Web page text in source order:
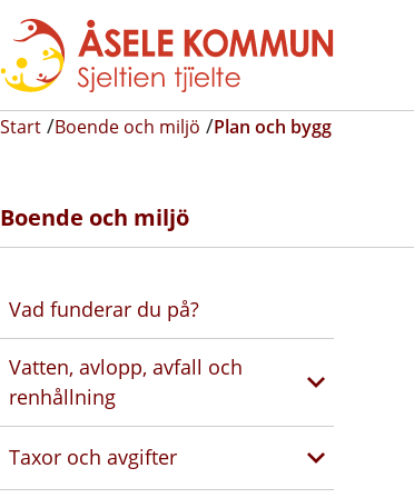
Start Boende och miljö Plan och bygg
Boende och miljö
Vad funderar du på?
Vatten, avlopp, avfall och
renhållning
Taxor och avgifter